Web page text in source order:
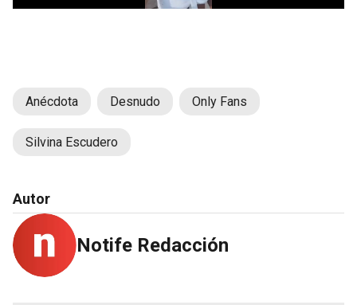
Anécdota Desnudo Only Fans
Silvina Escudero
Autor
Notife Redacción